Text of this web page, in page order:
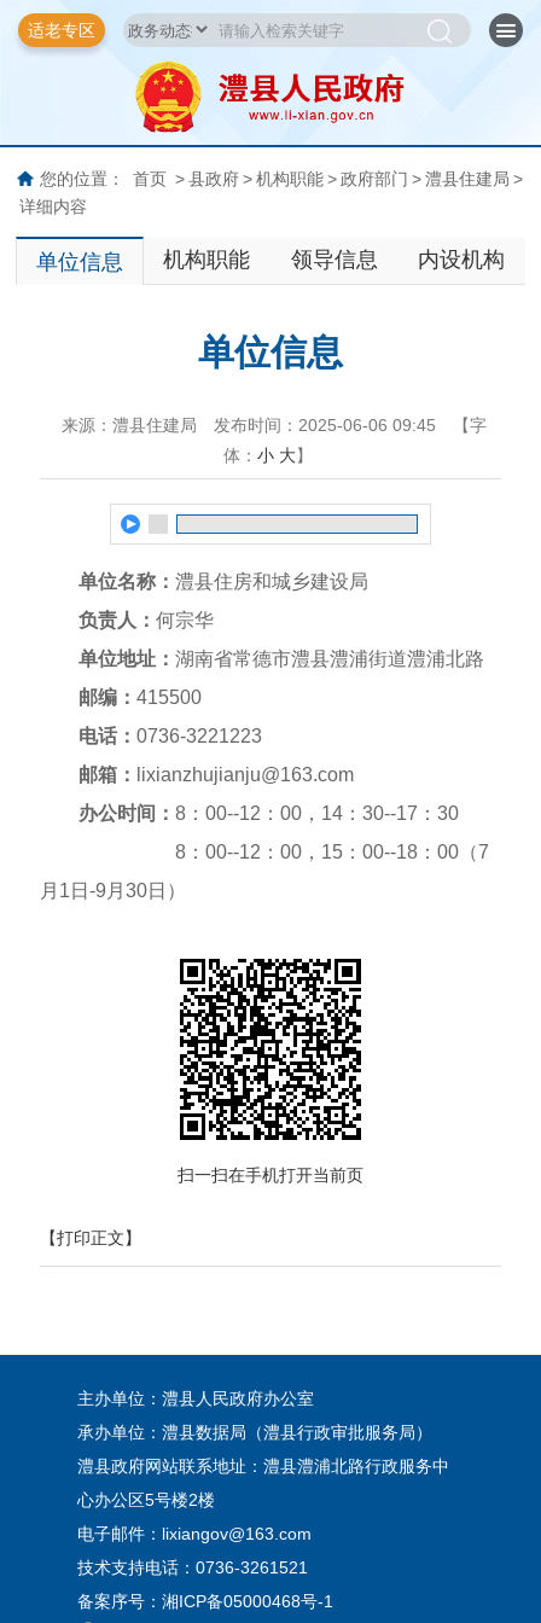
适老专区
您的位置： 首页 > 县政府 > 机构职能 > 政府部门 > 澧县住建局 >
详细内容
单位信息 机构职能 领导信息 内设机构
单位信息
来源：澧县住建局 发布时间：2025-06-06 09:45
【字
体： 小 大】
单位名称：澧县住房和城乡建设局
负责人：何宗华
单位地址：湖南省常德市澧县澧浦街道澧浦北路
邮编：415500
电话：0736-3221223
邮箱：
lixianzhujianju@163.com
办公时间：8：00--12：00，14：30--17：30
8：00--12：00，15：00--18：00（7
月1日-9月30日）
扫一扫在手机打开当前页
【打印正文】
主办单位：澧县人民政府办公室
承办单位：澧县数据局（澧县行政审批服务局）
澧县政府网站联系地址：澧县澧浦北路行政服务中
心办公区5号楼2楼
电子邮件：lixiangov@163.com
技术支持电话：0736-3261521
备案序号： 湘ICP备05000468号-1